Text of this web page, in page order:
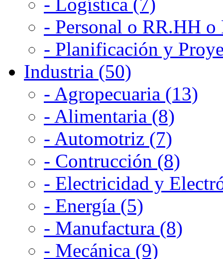
- Logística (7)
- Personal o RR.HH
- Planificación y
Industria (50)
- Agropecuaria (13)
- Alimentaria (8)
- Automotriz (7)
- Contrucción (8)
- Electricidad y
- Energía (5)
- Manufactura (8)
- Mecánica (9)